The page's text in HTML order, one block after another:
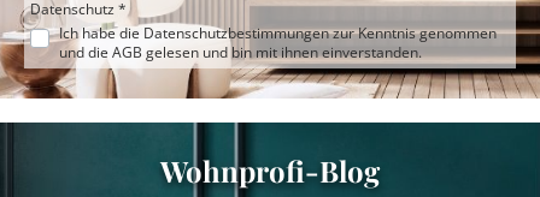
Datenschutz *
Ich habe die Datenschutzbestimmungenzur Kenntnis genommen
und die AGB gelesen und bin mit ihnen einverstanden.
Wohnprofi-Blog